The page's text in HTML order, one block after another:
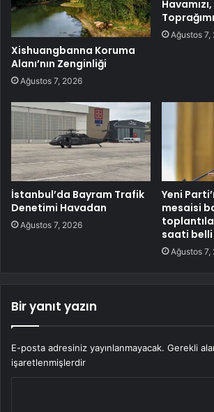
Xishuangbanna Koruma
Alanı’nın Zenginliği
Ağustos 7, 2026
Ağustos 7,
İstanbul’da Bayram Trafik
Denetimi Havadan
Ağustos 7, 2026
Yeni
mesaisi
saati
Ağustos 7,
Bir yanıt yazın
E-posta adresiniz yayınlanmayacak. Gerekli
işaretlenmişlerdir